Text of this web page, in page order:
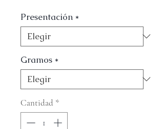
Presentación *
Gramos *
Cantidad *